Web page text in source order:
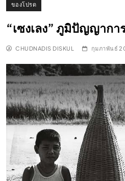
ของโปรด
“เซงเลง” ภูมิปัญญาก
CHUDNADIS DISKUL กุมภาพันธ์